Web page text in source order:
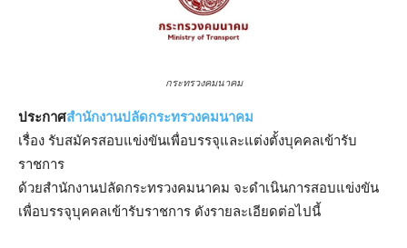
กระทรวงคมนาคม
ประกาศสำนักงานปลัดกระทรวงคมนาคม
เรื่อง รับสมัครสอบแข่งขันเพื่อบรรจุและแต่งตั้งบุคคลเข้ารับ
ราชการ
ด้วยสํานักงานปลัดกระทรวงคมนาคม จะดําเนินการสอบแข่งขัน
เพื่อบรรจุบุคคลเข้ารับราชการ ดังรายละเอียดต่อไปนี้